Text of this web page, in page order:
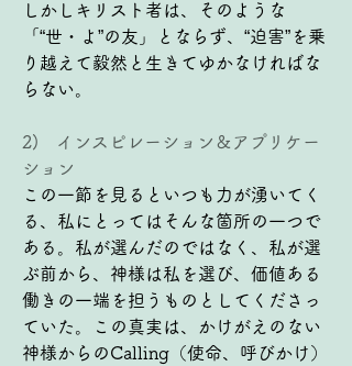
しかしキリスト者は、そのような
「“世・よ”の友」とならず、“迫害”を乗
り越えて毅然と生きてゆかなければな
らない。
2)   インスピレーション＆アプリケー
ション
この一節を見るといつも力が湧いてく
る、私にとってはそんな箇所の一つで
ある。私が選んだのではなく、私が選
ぶ前から、神様は私を選び、価値ある
働きの一端を担うものとしてくださっ
ていた。この真実は、かけがえのない
神様からのCalling（使命、呼びかけ）